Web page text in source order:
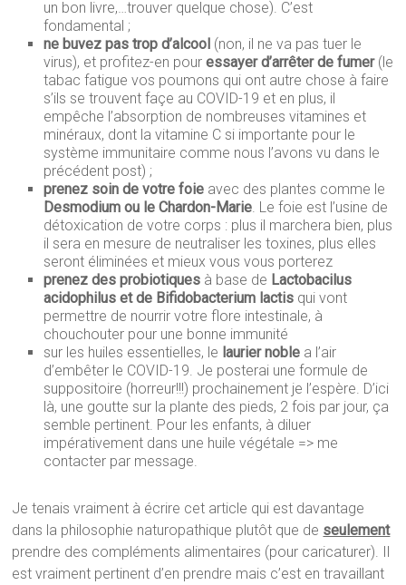
un bon livre,…trouver quelque chose). C’est
fondamental ;
ne buvez pas trop d’alcool (non, il ne va pas tuer le
virus), et profitez-en pouressayer d’arrêter de fumer(le
tabac fatigue vos poumons qui ont autre chose à faire
s’ils se trouvent façe au COVID-19 et en plus, il
empêche l’absorption de nombreuses vitamines et
minéraux, dont la vitamine C si importante pour le
système immunitaire comme nous l’avons vu dans le
précédent post) ;
prenez soin de votre foie avec des plantes comme le
Desmodium ou le Chardon-Marie. Le foie est l’usine de
détoxication de votre corps : plus il marchera bien, plus
il sera en mesure de neutraliser les toxines, plus elles
seront éliminées et mieux vous vous porterez
prenez des probiotiques à base de Lactobacilus
acidophilus et de Bifidobacterium lactis qui vont
permettre de nourrir votre flore intestinale, à
chouchouter pour une bonne immunité
sur les huiles essentielles, le laurier noble a l’air
d’embêter le COVID-19. Je posterai une formule de
suppositoire (horreur!!!) prochainement je l’espère. D’ici
là, une goutte sur la plante des pieds, 2 fois par jour, ça
semble pertinent. Pour les enfants, à diluer
impérativement dans une huile végétale => me
contacter par message.
Je tenais vraiment à écrire cet article qui est davantage
dans la philosophie naturopathique plutôt que de seulement
prendre des compléments alimentaires (pour caricaturer). Il
est vraiment pertinent d’en prendre mais c’est en travaillant